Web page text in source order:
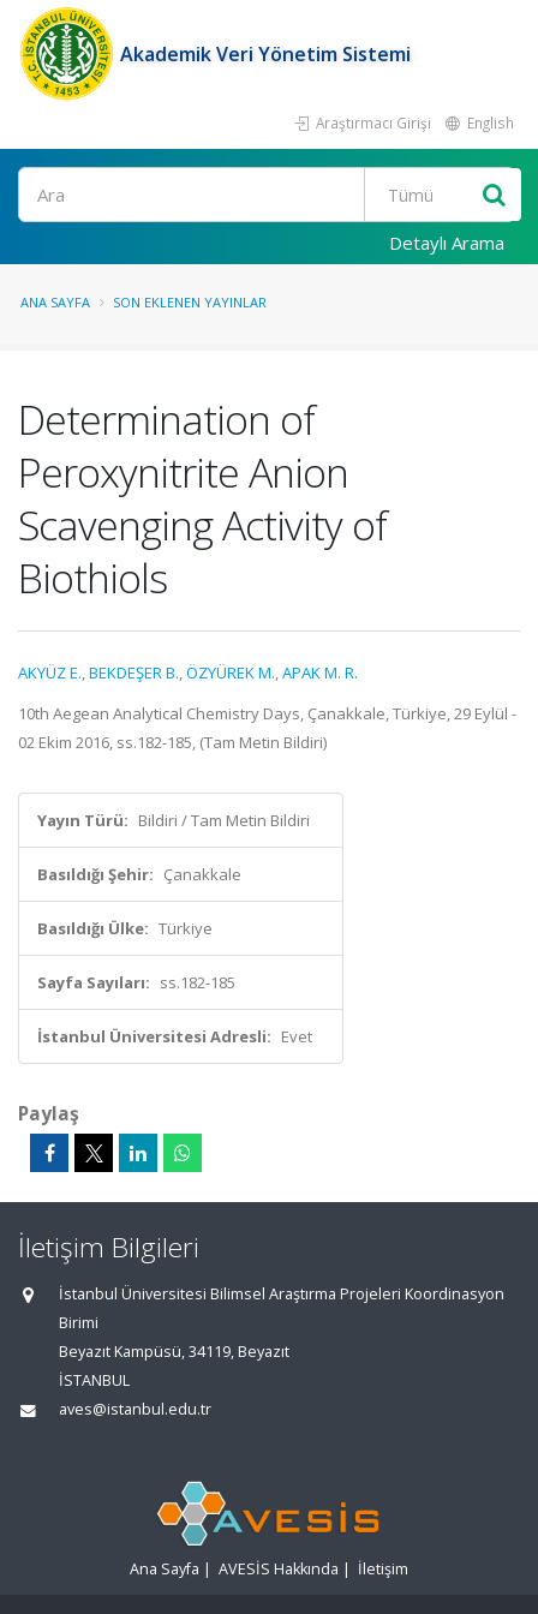
Akademik Veri Yönetim Sistemi
Araştırmacı Girişi English
Ara
Detaylı Arama
ANA SAYFA SON EKLENEN YAYINLAR
Determination of
Peroxynitrite Anion
Scavenging Activity of
Biothiols
AKYÜZ E.,BEKDEŞER B.,ÖZYÜREK M.,APAK M. R.
10th Aegean Analytical Chemistry Days, Çanakkale, Türkiye, 29 Eylül -
02 Ekim 2016, ss.182-185, (Tam Metin Bildiri)
Yayın Türü: Bildiri / Tam Metin Bildiri
Basıldığı Şehir: Çanakkale
Basıldığı Ülke: Türkiye
Sayfa Sayıları: ss.182-185
İstanbul Üniversitesi Adresli: Evet
Paylaş
İletişim Bilgileri
İstanbul Üniversitesi Bilimsel Araştırma Projeleri Koordinasyon
Birimi
Beyazıt Kampüsü, 34119, Beyazıt
İSTANBUL
aves@istanbul.edu.tr
Ana Sayfa | AVESİS Hakkında | İletişim